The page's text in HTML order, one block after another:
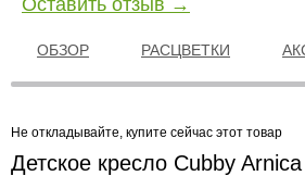
Оставить отзыв →
ОБЗОР РАСЦВЕТКИ
Не откладывайте, купите сейчас этот товар
Детское кресло Cubby